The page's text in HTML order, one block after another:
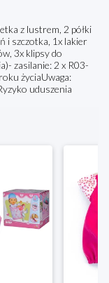
z lustrem, 2 półki
i szczotka, 1x lakier
3x klipsy do
zasilanie: 2 x R03-
życiaUwaga:
uduszenia